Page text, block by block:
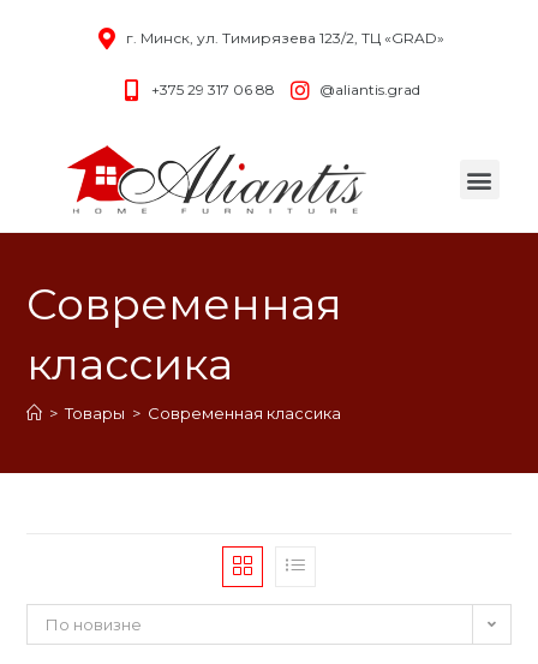
г. Минск, ул. Тимирязева 123/2, ТЦ «GRAD»
+375 29 317 06 88 @aliantis.grad
Современная
классика
> Товары > Современная классика
По новизне